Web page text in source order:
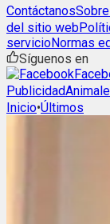
Contáctanos
del sitio web
servicioNormas
Síguenos en
Publicidad
Inicio•Últimos